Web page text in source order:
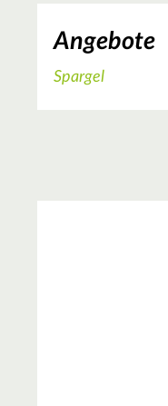
Angebote
Spargel